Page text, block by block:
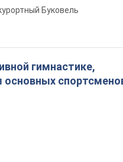
Буковель
гимнастике,
основных